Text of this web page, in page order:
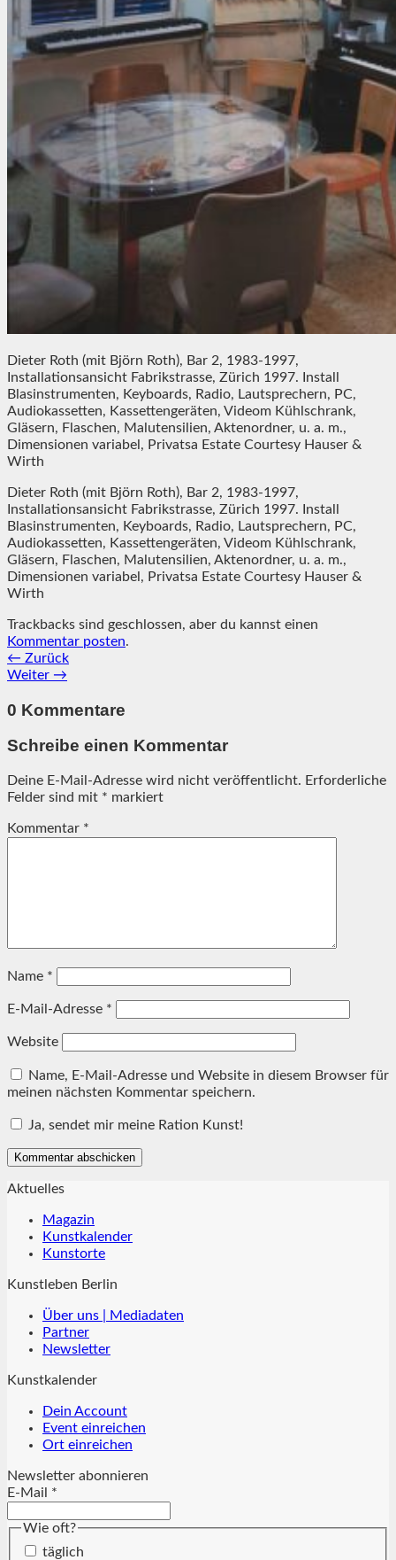
Dieter Roth (mit Björn Roth), Bar 2, 1983-1997,
Installationsansicht Fabrikstrasse, Zürich 1997. Install
Blasinstrumenten, Keyboards, Radio, Lautsprechern, PC,
Audiokassetten, Kassettengeräten, Videom Kühlschrank,
Gläsern, Flaschen, Malutensilien, Aktenordner, u. a. m.,
Dimensionen variabel, Privatsa Estate Courtesy Hauser &
Wirth
Dieter Roth (mit Björn Roth), Bar 2, 1983-1997,
Installationsansicht Fabrikstrasse, Zürich 1997. Install
Blasinstrumenten, Keyboards, Radio, Lautsprechern, PC,
Audiokassetten, Kassettengeräten, Videom Kühlschrank,
Gläsern, Flaschen, Malutensilien, Aktenordner, u. a. m.,
Dimensionen variabel, Privatsa Estate Courtesy Hauser &
Wirth
Trackbacks sind geschlossen, aber du kannst einen
Kommentar posten.
← Zurück
Weiter →
0 Kommentare
Schreibe einen Kommentar
Deine E-Mail-Adresse wird nicht veröffentlicht. Erforderliche
Felder sind mit * markiert
Kommentar *
Name *
E-Mail-Adresse *
Website
Name, E-Mail-Adresse und Website in diesem Browser für
meinen nächsten Kommentar speichern.
Ja, sendet mir meine Ration Kunst!
Aktuelles
Magazin
Kunstkalender
Kunstorte
Kunstleben Berlin
Über uns | Mediadaten
Partner
Newsletter
Kunstkalender
Dein Account
Event einreichen
Ort einreichen
Newsletter abonnieren
E-Mail *
Wie oft?
täglich